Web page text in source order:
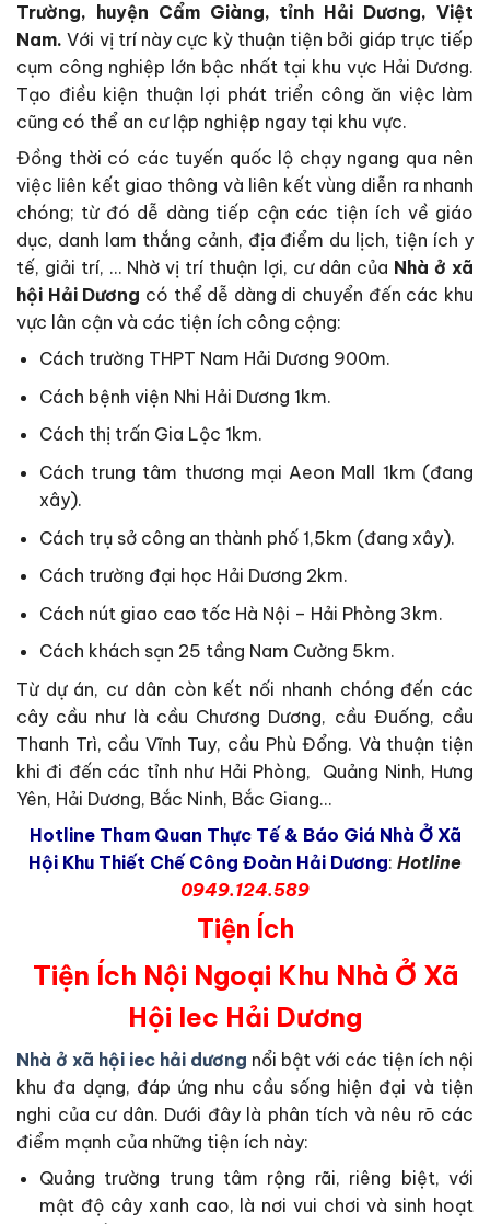
Trường, huyện Cẩm Giàng, tỉnh Hải Dương, Việt
Nam.Với vị trí này cực kỳ thuận tiện bởi giáp trực tiếp
cụm công nghiệp lớn bậc nhất tại khu vực Hải Dương.
Tạo điều kiện thuận lợi phát triển công ăn việc làm
cũng có thể an cư lập nghiệp ngay tại khu vực.
Đồng thời có các tuyến quốc lộ chạy ngang qua nên
việc liên kết giao thông và liên kết vùng diễn ra nhanh
chóng; từ đó dễ dàng tiếp cận các tiện ích về giáo
dục, danh lam thắng cảnh, địa điểm du lịch, tiện ích y
tế, giải trí, … Nhờ vị trí thuận lợi, cư dân của Nhà ở xã
hội Hải Dương có thể dễ dàng di chuyển đến các khu
vực lân cận và các tiện ích công cộng:
Cách trường THPT Nam Hải Dương 900m.
Cách bệnh viện Nhi Hải Dương 1km.
Cách thị trấn Gia Lộc 1km.
Cách trung tâm thương mại Aeon Mall 1km (đang
xây).
Cách trụ sở công an thành phố 1,5km (đang xây).
Cách trường đại học Hải Dương 2km.
Cách nút giao cao tốc Hà Nội – Hải Phòng 3km.
Cách khách sạn 25 tầng Nam Cường 5km.
Từ dự án, cư dân còn kết nối nhanh chóng đến các
cây cầu như là cầu Chương Dương, cầu Đuống, cầu
Thanh Trì, cầu Vĩnh Tuy, cầu Phù Đổng. Và thuận tiện
khi đi đến các tỉnh như Hải Phòng, Quảng Ninh, Hưng
Yên, Hải Dương, Bắc Ninh, Bắc Giang…
Hotline Tham Quan Thực Tế & Báo Giá Nhà Ở Xã
Hội Khu Thiết Chế Công Đoàn Hải Dương: Hotline
0949.124.589
Tiện Ích
Tiện Ích Nội Ngoại Khu Nhà Ở Xã
Hội Iec Hải Dương
Nhà ở xã hội iec hải dương nổi bật với các tiện ích nội
khu đa dạng, đáp ứng nhu cầu sống hiện đại và tiện
nghi của cư dân. Dưới đây là phân tích và nêu rõ các
điểm mạnh của những tiện ích này:
Quảng trường trung tâm rộng rãi, riêng biệt, với
mật độ cây xanh cao, là nơi vui chơi và sinh hoạt